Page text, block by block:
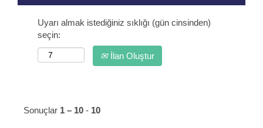
Uyarı almak istediğiniz sıklığı (gün cinsinden)
seçin:
İlan Oluştur
Sonuçlar 1 – 10 - 10